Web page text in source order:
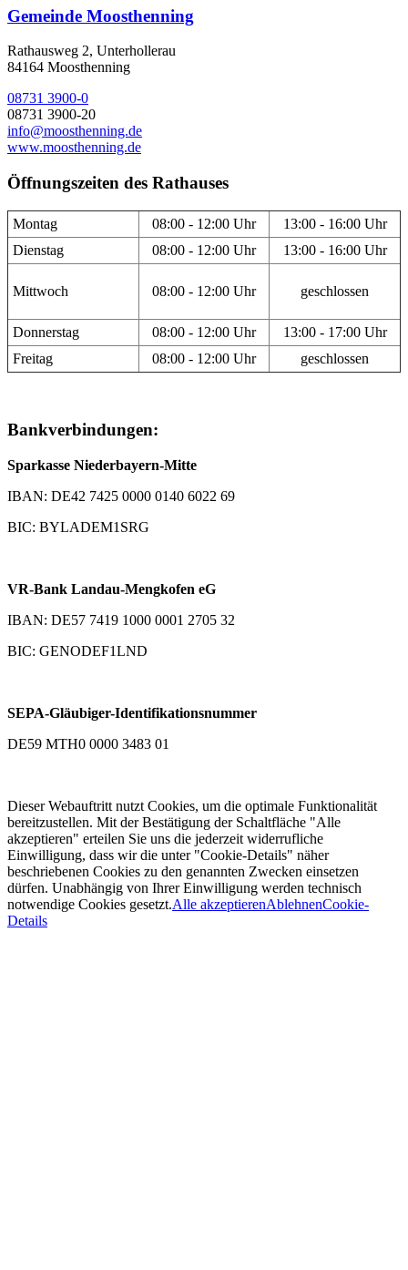
Gemeinde Moosthenning
Rathausweg 2, Unterhollerau
84164 Moosthenning
08731 3900-0
08731 3900-20
info@moosthenning.de
www.moosthenning.de
Öffnungszeiten des Rathauses
Montag 08:00 - 12:00 Uhr
13:00 - 16:00 Uhr
Dienstag
08:00 - 12:00 Uhr 13:00 - 16:00 Uhr
Mittwoch 08:00 - 12:00 Uhr geschlossen
Donnerstag 08:00 - 12:00 Uhr
13:00 - 17:00 Uhr
Freitag
08:00 - 12:00 Uhr geschlossen
Bankverbindungen:
Sparkasse Niederbayern-Mitte
IBAN: DE42 7425 0000 0140 6022 69
BIC: BYLADEM1SRG
VR-Bank Landau-Mengkofen eG
IBAN: DE57 7419 1000 0001 2705 32
BIC: GENODEF1LND
SEPA-Gläubiger-Identifikationsnummer
DE59 MTH0 0000 3483 01
Dieser Webauftritt nutzt Cookies, um die optimale Funktionalität
bereitzustellen. Mit der Bestätigung der Schaltfläche "Alle
akzeptieren" erteilen Sie uns die jederzeit widerrufliche
Einwilligung, dass wir die unter "Cookie-Details" näher
beschriebenen Cookies zu den genannten Zwecken einsetzen
dürfen. Unabhängig von Ihrer Einwilligung werden technisch
notwendige Cookies gesetzt.Alle akzeptierenAblehnenCookie-
Details